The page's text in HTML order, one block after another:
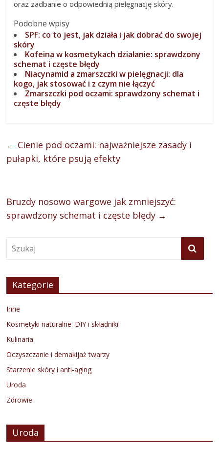
oraz zadbanie o odpowiednią pielęgnację skóry.
Podobne wpisy
SPF: co to jest, jak działa i jak dobrać do swojej
skóry
Kofeina w kosmetykach działanie: sprawdzony
schemat i częste błędy
Niacynamid a zmarszczki w pielęgnacji: dla
kogo, jak stosować i z czym nie łączyć
Zmarszczki pod oczami: sprawdzony schemat i
częste błędy
← Cienie pod oczami: najważniejsze zasady i
pułapki, które psują efekty
Bruzdy nosowo wargowe jak zmniejszyć:
sprawdzony schemat i częste błędy →
Kategorie
Inne
Kosmetyki naturalne: DIY i składniki
Kulinaria
Oczyszczanie i demakijaż twarzy
Starzenie skóry i anti-aging
Uroda
Zdrowie
Uroda